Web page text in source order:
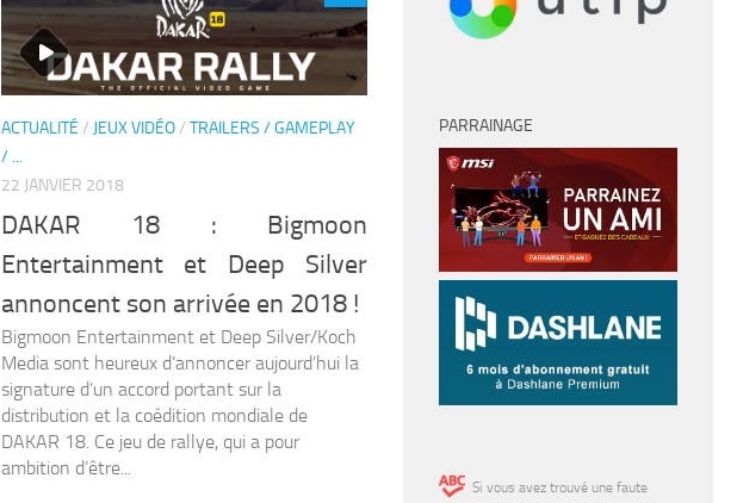
ACTUALITÉ / JEUX VIDÉO/ TRAILERS / GAMEPLAY
/ ...
22 JANVIER 2018
DAKAR 18 : Bigmoon
Entertainment et Deep Silver
annoncent son arrivée en 2018 !
Bigmoon Entertainment et Deep Silver/Koch
Media sont heureux d’annoncer aujourd’hui la
signature d’un accord portant sur la
distribution et la coédition mondiale de
DAKAR 18. Ce jeu de rallye, qui a pour
ambition d’être...
PARRAINAGE
Si vous avez trouvé une faute